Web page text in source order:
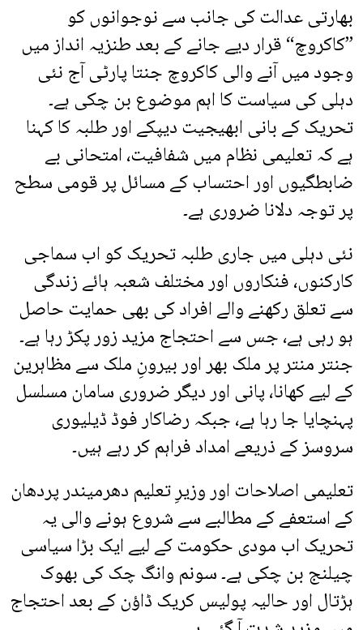
بھارتی عدالت کی جانب سے نوجوانوں کو
”کاکروچ“ قرار دیے جانے کے بعد طنزیہ انداز میں
وجود میں آنے والی کاکروچ جنتا پارٹی آج نئی
دہلی کی سیاست کا اہم موضوع بن چکی ہے۔
تحریک کے بانی ابھیجیت دیپکے اور طلبہ کا کہنا
ہے کہ تعلیمی نظام میں شفافیت، امتحانی بے
ضابطگیوں اور احتساب کے مسائل پر قومی سطح
پر توجہ دلانا ضروری ہے۔
نئی دہلی میں جاری طلبہ تحریک کو اب سماجی
کارکنوں، فنکاروں اور مختلف شعبہ ہائے زندگی
سے تعلق رکھنے والے افراد کی بھی حمایت حاصل
ہو رہی ہے، جس سے احتجاج مزید زور پکڑ رہا ہے۔
جنتر منتر پر ملک بھر اور بیرونِ ملک سے مظاہرین
کے لیے کھانا، پانی اور دیگر ضروری سامان مسلسل
پہنچایا جا رہا ہے، جبکہ رضاکار فوڈ ڈیلیوری
سروسز کے ذریعے امداد فراہم کر رہے ہیں۔
تعلیمی اصلاحات اور وزیرِ تعلیم دھرمیندر پردھان
کے استعفے کے مطالبے سے شروع ہونے والی یہ
تحریک اب مودی حکومت کے لیے ایک بڑا سیاسی
چیلنج بن چکی ہے۔ سونم وانگ چک کی بھوک
ہڑتال اور حالیہ پولیس کریک ڈاؤن کے بعد احتجاج